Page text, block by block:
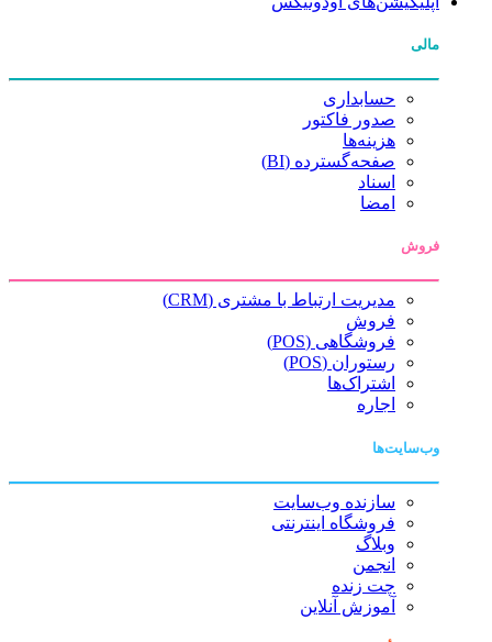
مالی
حسابداری
صدور فاکتور
هزینه‌ها
صفحه‌گسترده (BI)
اسناد
امضا
فروش
مدیریت ارتباط با مشتری (CRM)
فروش
فروشگاهی (POS)
رستوران (POS)
اشتراک‌ها
اجاره
وب‌سایت‌ها
سازنده وب‌سایت
فروشگاه اینترنتی
وبلاگ
انجمن
چت زنده
آموزش آنلاین